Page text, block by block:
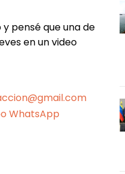
y pensé que una de
en un video
WhatsApp